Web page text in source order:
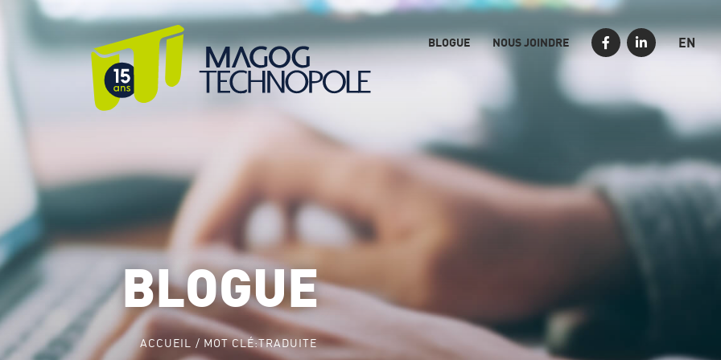
BLOGUE NOUS JOINDRE EN
BLOGUE
ACCUEIL MOT CLÉ:TRADUITE